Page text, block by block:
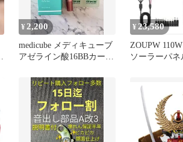
¥ 2,200
medicube メディキューブ
アゼライン酸16BBカーミ
¥ 23,580
ZOUPW
ソーラーパネ